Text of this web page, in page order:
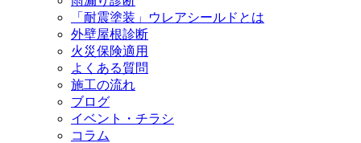
「耐震塗装」ウレアシールドとは
外壁屋根診断
火災保険適用
よくある質問
施工の流れ
ブログ
イベント・チラシ
コラム